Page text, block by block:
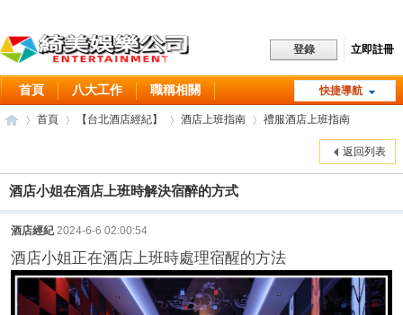
登錄 立即註冊
快捷導航
首頁 八大工作
職稱相關
工作職缺
常見問題
綺 »
首頁
›
【台北酒店經紀】
›
酒店上班指南 禮服酒店上班指南
返回列表
酒店小姐在酒店上班時解決宿醉的方式
酒店經紀 2024-6-6 02:00:54
酒店小姐正在酒店上班時處理宿醒的方法